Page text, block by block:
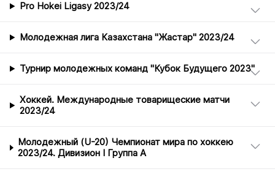
Pro Hokei Ligasy 2023/24
Молодежная лига Казахстана "Жастар" 2023/24
Турнир молодежных команд "Кубок Будущего 2023"
Хоккей. Международные товарищеские матчи
2023/24
Молодежный (U-20) Чемпионат мира по хоккею
2023/24. Дивизион I Группа А